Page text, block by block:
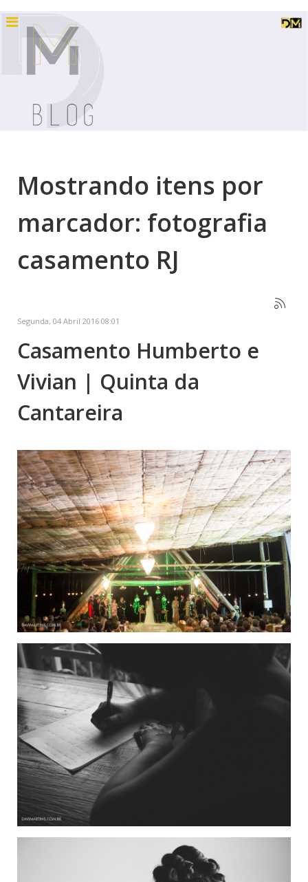
Mostrando itens por
marcador: fotografia
casamento RJ
Segunda, 04 Abril 2016 08:01
Casamento Humberto e
Vivian | Quinta da
Cantareira